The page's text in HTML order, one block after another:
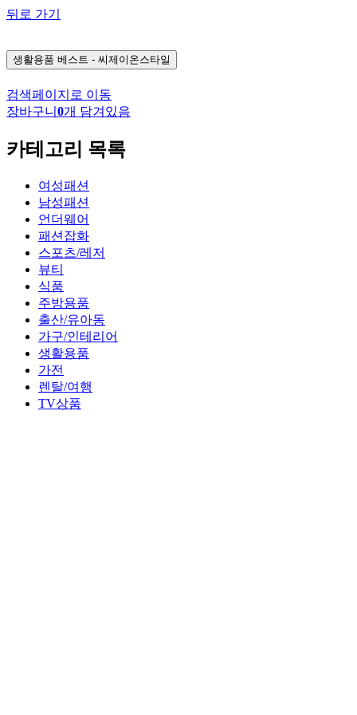
뒤로 가기
생활용품 베스트 - 씨제이온스타일
검색페이지로 이동
장바구니 0개 담겨있음
카테고리 목록
여성패션
남성패션
언더웨어
패션잡화
스포츠/레저
뷰티
식품
주방용품
출산/유아동
가구/인테리어
생활용품
가전
렌탈/여행
TV상품